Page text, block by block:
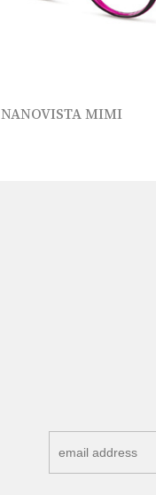
NANOVISTA MIMI